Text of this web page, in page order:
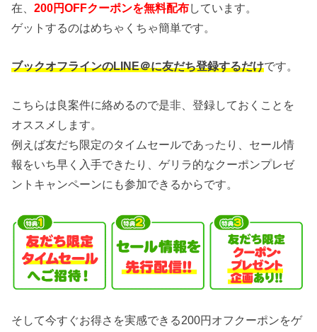
在、200円OFFクーポンを無料配布しています。
ゲットするのはめちゃくちゃ簡単です。
ブックオフラインのLINE＠に友だち登録するだけです。
こちらは良案件に絡めるので是非、登録しておくことを
オススメします。
例えば友だち限定のタイムセールであったり、セール情
報をいち早く入手できたり、ゲリラ的なクーポンプレゼ
ントキャンペーンにも参加できるからです。
そして今すぐお得さを実感できる200円オフクーポンをゲ